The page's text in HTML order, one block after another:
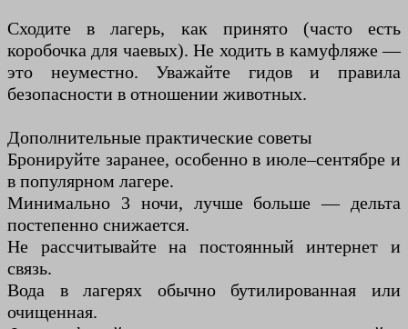
Сходите в лагерь, как принято (часто есть
коробочка для чаевых). Не ходить в камуфляже —
это неуместно. Уважайте гидов и правила
безопасности в отношении животных.
Дополнительные практические советы
Бронируйте заранее, особенно в июле–сентябре и
в популярном лагере.
Минимально 3 ночи, лучше больше — дельта
постепенно снижается.
Не рассчитывайте на постоянный интернет и
связь.
Вода в лагерях обычно бутилированная или
очищенная.